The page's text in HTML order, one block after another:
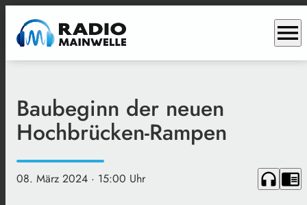
menu
Baubeginn der neuen
Hochbrücken-Rampen
08. März 2024 · 15:00 Uhr headphones chrome_reader_mode